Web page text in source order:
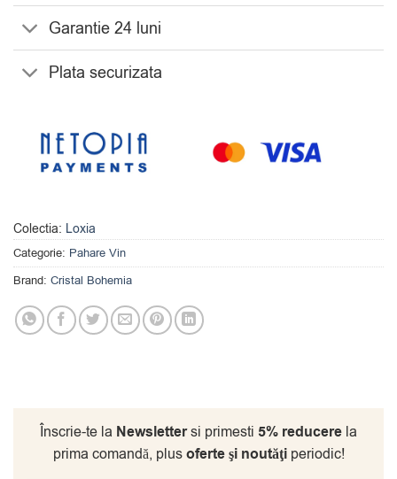
Garantie 24 luni
Plata securizata
Colectia: Loxia
Categorie: Pahare Vin
Brand: Cristal Bohemia
Înscrie-te la Newslettersi primesti 5% reducere la
prima comandă, plusoferte şi noutăţiperiodic!